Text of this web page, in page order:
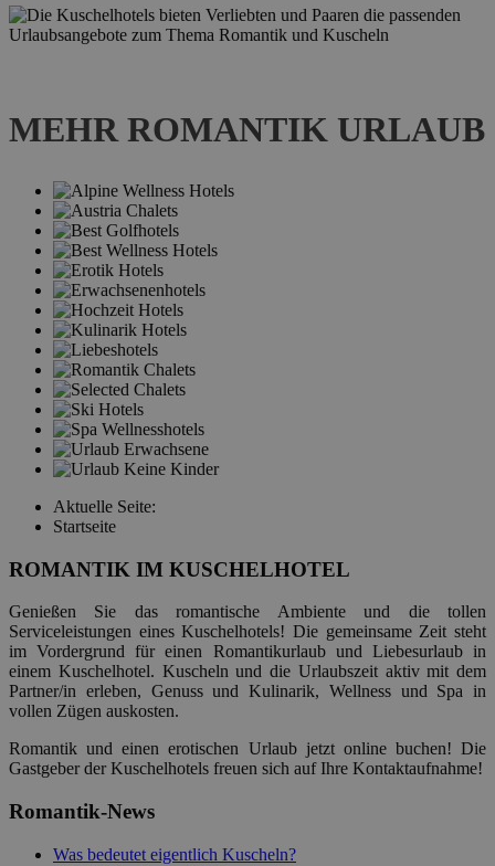
MEHRROMANTIK URLAUB
Aktuelle Seite:
Startseite
ROMANTIK IM KUSCHELHOTEL
Genießen Sie das romantische Ambiente und die tollen
Serviceleistungen eines Kuschelhotels! Die gemeinsame Zeit steht
im Vordergrund für einen Romantikurlaub und Liebesurlaub in
einem Kuschelhotel. Kuscheln und die Urlaubszeit aktiv mit dem
Partner/in erleben, Genuss und Kulinarik, Wellness und Spa in
vollen Zügen auskosten.
Romantik und einen erotischen Urlaub jetzt online buchen! Die
Gastgeber der Kuschelhotels freuen sich auf Ihre Kontaktaufnahme!
Romantik-News
Was bedeutet eigentlich Kuscheln?